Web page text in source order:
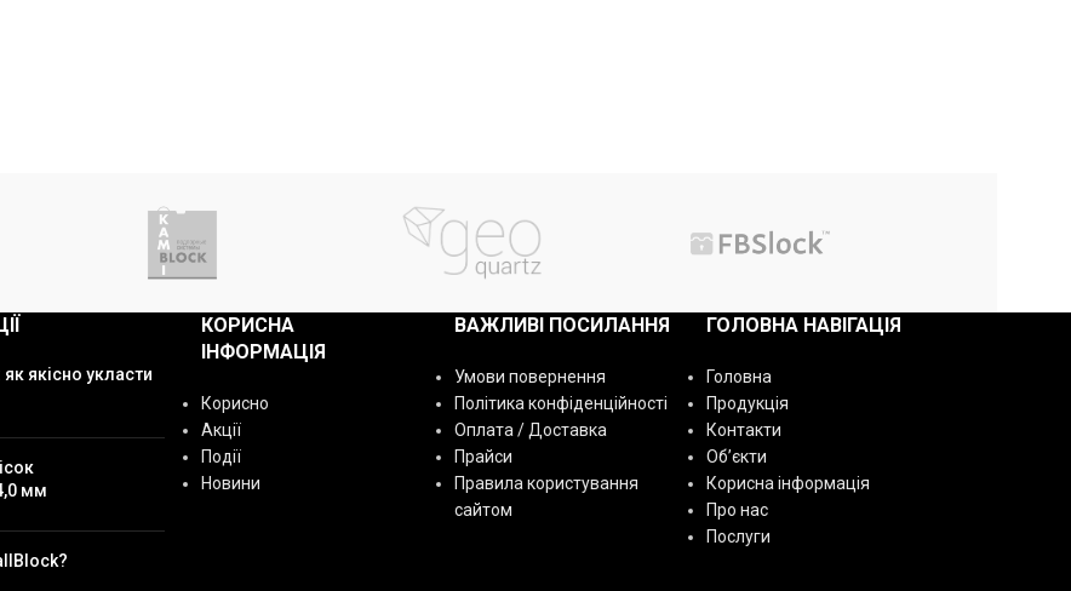
якісно укласти
мм
КОРИСНА
ІНФОРМАЦІЯ
Корисно
Акції
Події
Новини
ВАЖЛИВІ ПОСИЛАННЯ
Умови повернення
Політика конфіденційності
Оплата / Доставка
Прайси
Правила користування
сайтом
ГОЛОВНА НАВІГАЦІЯ
Головна
Продукція
Контакти
Об’єкти
Корисна інформація
Про нас
Послуги